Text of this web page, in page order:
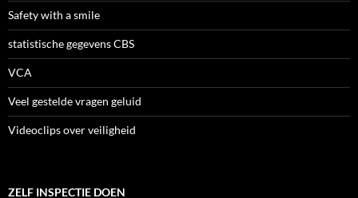
Safety with a smile
statistische gegevens CBS
VCA
Veel gestelde vragen geluid
Videoclips over veiligheid
ZELF INSPECTIE DOEN